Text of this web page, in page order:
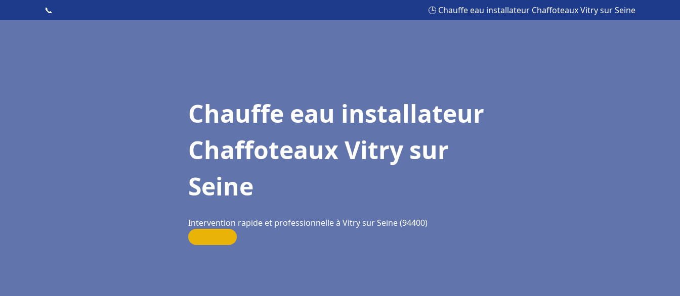
📞 🕒 Chauffe eau installateur Chaffoteaux Vitry sur Seine
Chauffe eau installateur
Chaffoteaux Vitry sur
Seine
Intervention rapide et professionnelle à Vitry sur Seine (94400)